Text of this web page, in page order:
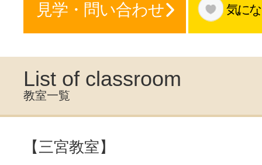
特集をみる
掲載のお問
見学・問い合わせ 気に
List of classroom
教室一覧
【三宮教室】